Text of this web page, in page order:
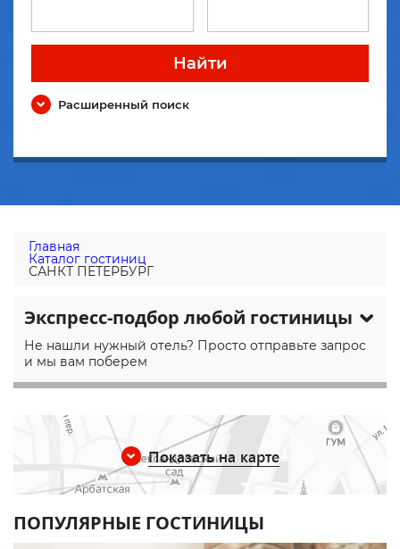
Найти
Расширенный поиск
Главная
Каталог гостиниц
САНКТ ПЕТЕРБУРГ
Экспресс-подбор любой гостиницы
Не нашли нужный отель? Просто отправьте запрос
и мы вам поберем
Показать на карте
ПОПУЛЯРНЫЕ ГОСТИНИЦЫ